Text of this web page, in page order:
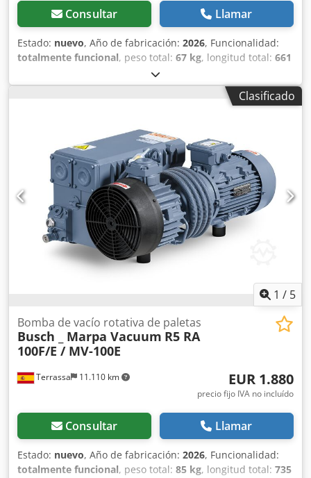
Consultar Llamar
Estado: nuevo, Año de fabricación: 2026, Funcionalidad:
totalmente funcional, peso total: 67 kg, longitud total: 661
, altura total:
volumétrico:76 m³/h, frecuencia de entrada:50 Hz, tipo
, tipo de refrigeración:
, tipo de protección (código IP):
Bomba de vacío rotativa de paletas en baño de aceite.
Disponible en estoc. Bomba completamente nueva. Con 12
meses de garantía Bomba Marpa Vacuum modelo MV-
0063E Dcedpofk Si Nefx Agqek Caudal nominal: 63 m3/h a
50Hz. Vacío final : 0.1 mbar abs. Cualquier aclaración
consultenos.
Clasificado
1 / 5
Terrassa 11.110 km
Bomba de vacío rotativa de paletas
Busch _ Marpa Vacuum R5 RA
100F/E / MV-100E
EUR 1.880
precio fijo IVA no incluído
Consultar Llamar
Estado: nuevo, Año de fabricación: 2026, Funcionalidad:
totalmente funcional, peso total: 85 kg, longitud total: 735